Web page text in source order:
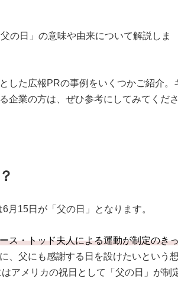
の日」の意味や由来について解説しま
した広報PRの事例をいくつかご紹介。
企業の方は、ぜひ参考にしてみてくださ
月15日が「父の日」となります。
ス・トッド夫人による運動が制定のき
、父にも感謝する日を設けたいという
アメリカの祝日として「父の日」が制